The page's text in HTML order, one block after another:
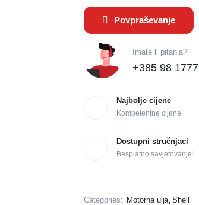
Povpraševanje
Imate li pitanja?
+385 98
Najbolje cijene
Kompetentne cijene!
Dostupni stručnjaci
Besplatno savjetovanje!
Categories: Motorna ulja, Shell